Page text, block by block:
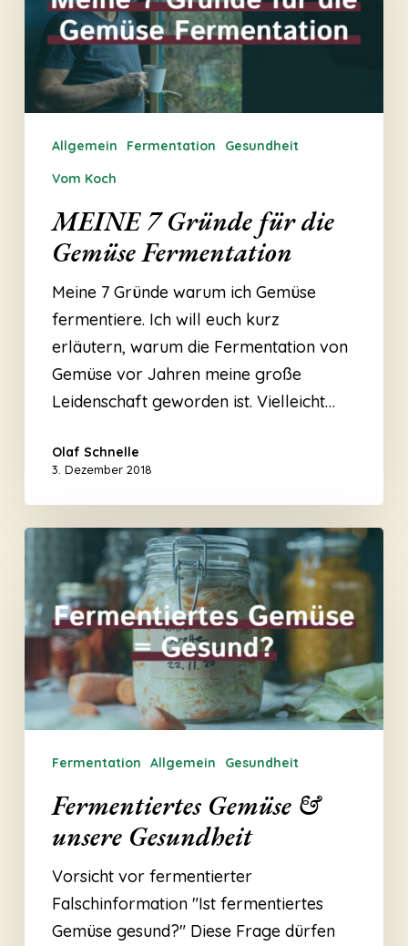
die
Gemüse
Fermentation
Allgemein Fermentation
Gesundheit
Vom Koch
MEINE 7 Gründe für die
Gemüse Fermentation
Meine 7 Gründe warum ich Gemüse
fermentiere. Ich will euch kurz
erläutern, warum die Fermentation von
Gemüse vor Jahren meine große
Leidenschaft geworden ist. Vielleicht…
Olaf Schnelle
3. Dezember 2018
Fermentiertes
unsere
Gesundheit
Fermentation Allgemein Gesundheit
Fermentiertes Gemüse &
unsere Gesundheit
Vorsicht vor fermentierter
Falschinformation "Ist fermentiertes
Gemüse gesund?" Diese Frage dürfen